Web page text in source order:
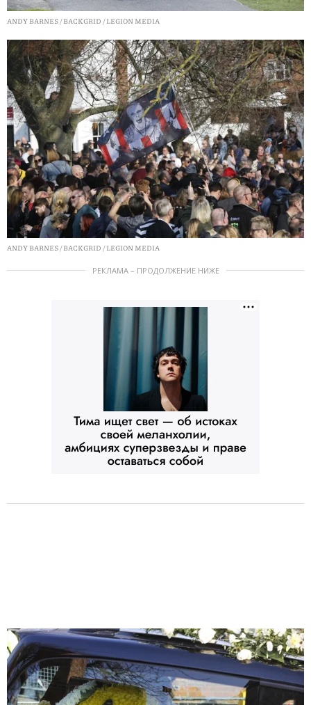
ANDY BARNES / BACKGRID / LEGION MEDIA
ANDY BARNES / BACKGRID / LEGION MEDIA
РЕКЛАМА – ПРОДОЛЖЕНИЕ НИЖЕ